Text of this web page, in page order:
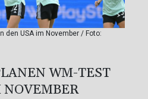
den USA im November / Foto:
WM-TEST